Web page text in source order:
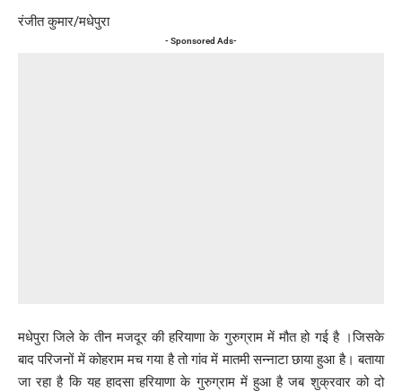
रंजीत कुमार/मधेपुरा
- Sponsored Ads-
मधेपुरा जिले के तीन मजदूर की हरियाणा के गुरुग्राम में मौत हो गई है ।जिसके
बाद परिजनों में कोहराम मच गया है तो गांव में मातमी सन्नाटा छाया हुआ है। बताया
जा रहा है कि यह हादसा हरियाणा के गुरुग्राम में हुआ है जब शुक्रवार को दो